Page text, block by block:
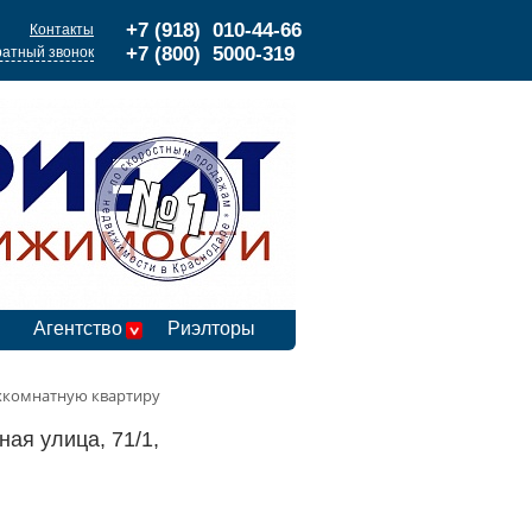
+7 (918) 010-44-66
+7 (800) 5000-319
Контакты
звонок
Агентство Риэлторы
квартиру
улица, 71/1,